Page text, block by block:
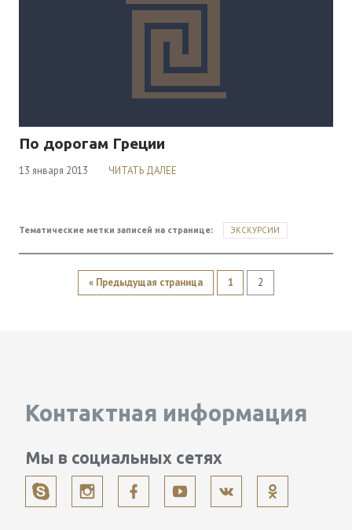
По дорогам Греции
13 января 2013 ЧИТАТЬ ДАЛЕЕ
Тематические метки записей на странице: ЭКСКУРСИИ
« Предыдущая страница 1 2
Контактная информация
Мы в социальных сетях